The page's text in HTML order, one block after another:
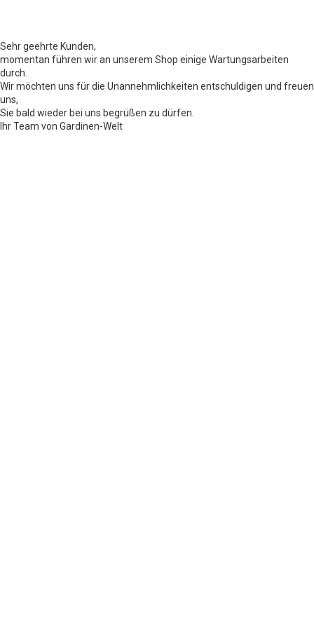
Sehr geehrte Kunden,
momentan führen wir an unserem Shop einige Wartungsarbeiten
durch.
Wir möchten uns für die Unannehmlichkeiten entschuldigen und freuen
uns,
Sie bald wieder bei uns begrüßen zu dürfen.
Ihr Team von Gardinen-Welt